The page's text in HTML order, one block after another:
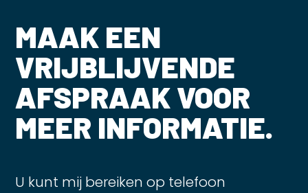
MAAK EEN
VRIJBLIJVENDE
AFSPRAAK VOOR
MEER INFORMATIE.
U kunt mij bereiken op telefoon